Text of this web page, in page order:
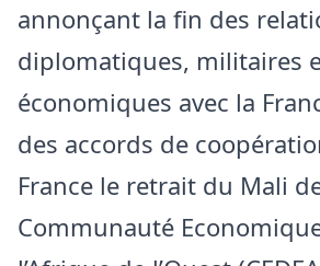
annonçant la fin des
diplomatiques, militaires
économiques avec la
des accords de
France le retrait du Mali
Communauté